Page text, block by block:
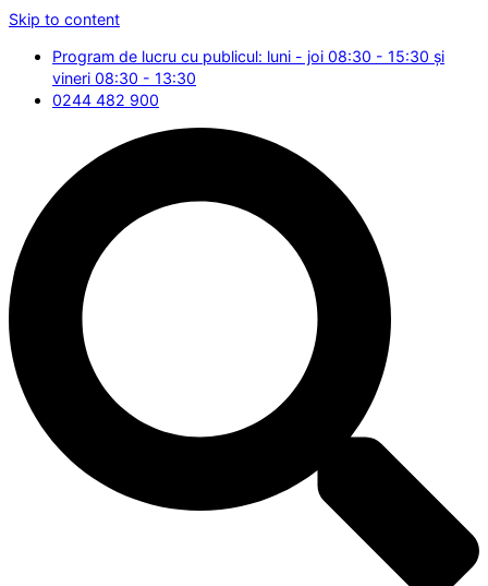
Skip to content
Program de lucru cu publicul: luni - joi 08:30 - 15:30 și
vineri 08:30 - 13:30
0244 482 900